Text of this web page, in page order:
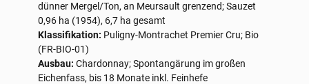
dünner Mergel/Ton, an Meursault grenzend; Sauzet
0,96 ha (1954), 6,7 ha gesamt
Klassifikation: Puligny-Montrachet Premier Cru; Bio
(FR-BIO-01)
Ausbau: Chardonnay; Spontangärung im großen
Eichenfass, bis 18 Monate inkl. Feinhefe